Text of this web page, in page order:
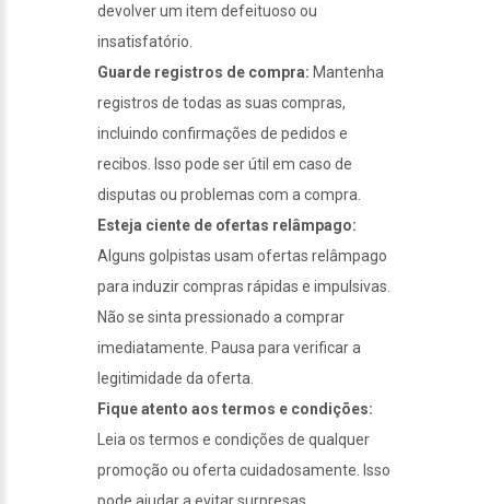
devolver um item defeituoso ou
insatisfatório.
Guarde registros de compra: Mantenha
registros de todas as suas compras,
incluindo confirmações de pedidos e
recibos. Isso pode ser útil em caso de
disputas ou problemas com a compra.
Esteja ciente de ofertas relâmpago:
Alguns golpistas usam ofertas relâmpago
para induzir compras rápidas e impulsivas.
Não se sinta pressionado a comprar
imediatamente. Pausa para verificar a
legitimidade da oferta.
Fique atento aos termos e condições:
Leia os termos e condições de qualquer
promoção ou oferta cuidadosamente. Isso
pode ajudar a evitar surpresas